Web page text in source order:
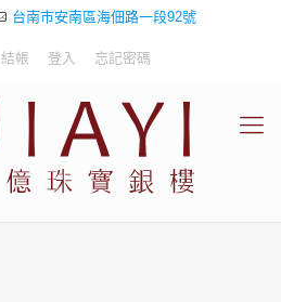
台南市安南區海佃路一段92號
結帳 登入 忘記密碼